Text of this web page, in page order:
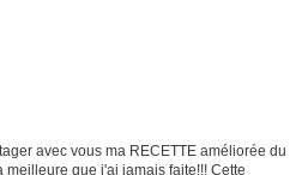
avec vous ma RECETTE améliorée du
que j'ai jamais faite!!! Cette